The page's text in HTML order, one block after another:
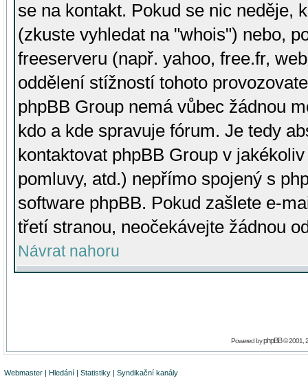
se na kontakt. Pokud se nic neděje,
(zkuste vyhledat na "whois") nebo,
freeserveru (např. yahoo, free.fr,
oddělení stížností tohoto
phpBB Group nemá vůbec žádnou
kdo a kde spravuje fórum. Je tedy
kontaktovat phpBB Group v
pomluvy, atd.) nepřímo spojený s
software phpBB. Pokud zašlete e-
třetí stranou, neočekávejte žádnou
Návrat nahoru
Powered byphpBB© 2001,
Webmaster | Hledání | Statistiky | Syndikační kanály